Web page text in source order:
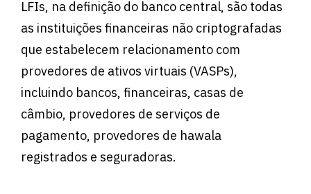
LFIs, na definição do banco central, são todas
as instituições financeiras não criptografadas
que estabelecem relacionamento com
provedores de ativos virtuais (VASPs),
incluindo bancos, financeiras, casas de
câmbio, provedores de serviços de
pagamento, provedores de hawala
registrados e seguradoras.